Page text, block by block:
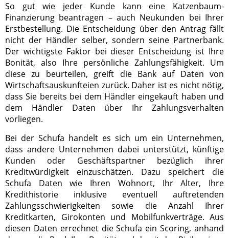
So gut wie jeder Kunde kann eine Katzenbaum-
Finanzierung beantragen – auch Neukunden bei Ihrer
Erstbestellung. Die Entscheidung über den Antrag fällt
nicht der Händler selber, sondern seine Partnerbank.
Der wichtigste Faktor bei dieser Entscheidung ist Ihre
Bonität, also Ihre persönliche Zahlungsfähigkeit. Um
diese zu beurteilen, greift die Bank auf Daten von
Wirtschaftsauskunfteien zurück. Daher ist es nicht nötig,
dass Sie bereits bei dem Händler eingekauft haben und
dem Händler Daten über Ihr Zahlungsverhalten
vorliegen.
Bei der Schufa handelt es sich um ein Unternehmen,
dass andere Unternehmen dabei unterstützt, künftige
Kunden oder Geschäftspartner bezüglich ihrer
Kreditwürdigkeit einzuschätzen. Dazu speichert die
Schufa Daten wie Ihren Wohnort, Ihr Alter, Ihre
Kredithistorie inklusive eventuell auftretenden
Zahlungsschwierigkeiten sowie die Anzahl Ihrer
Kreditkarten, Girokonten und Mobilfunkverträge. Aus
diesen Daten errechnet die Schufa ein Scoring, anhand